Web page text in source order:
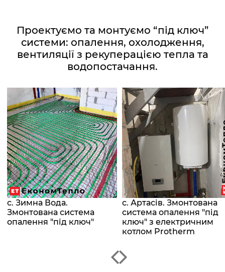
Проектуємо та монтуємо “під ключ”
системи: опалення, охолодження,
вентиляції з рекуперацією тепла та
водопостачання.
с. Зимна Вода.
Змонтована система
опалення "під ключ"
с. Артасів. Змонтована
система опалення "під
ключ" з електричним
котлом Protherm